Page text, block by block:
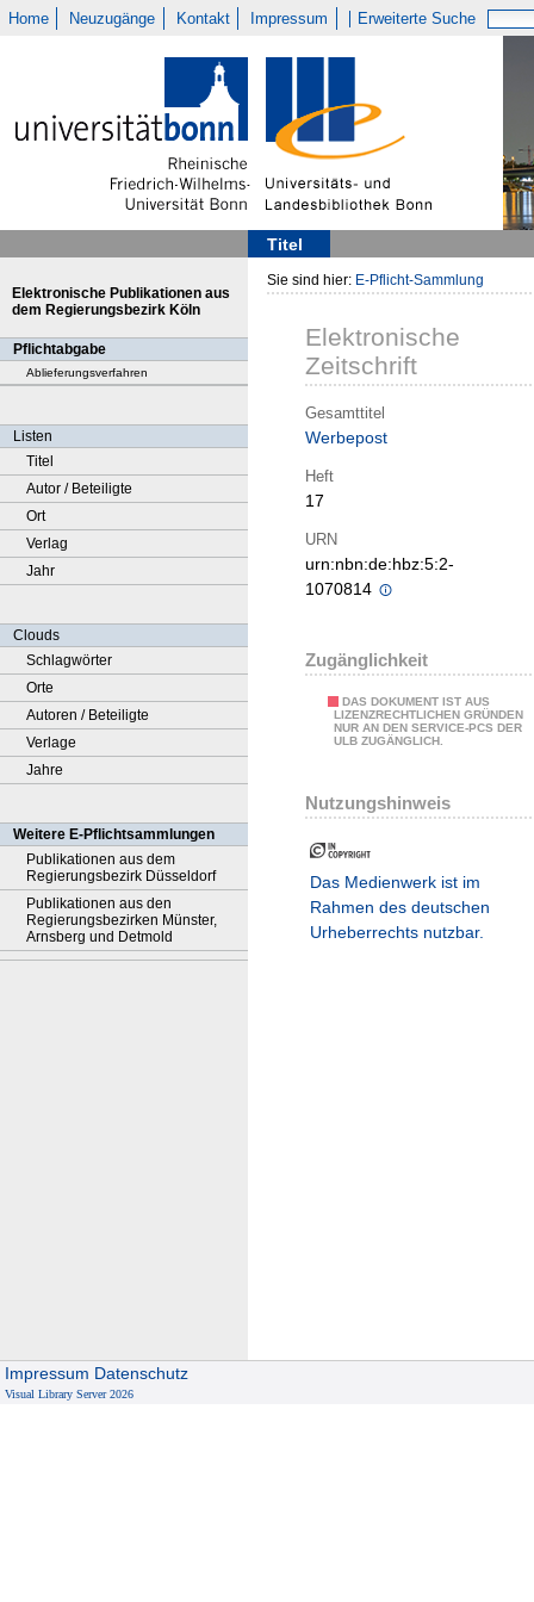
Home Neuzugänge Kontakt Impressum Erweiterte Suche
Titel
Elektronische Publikationen aus
dem Regierungsbezirk Köln
Pflichtabgabe
Ablieferungsverfahren
Listen
Titel
Autor / Beteiligte
Ort
Verlag
Jahr
Clouds
Schlagwörter
Orte
Autoren / Beteiligte
Verlage
Jahre
Weitere E-Pflichtsammlungen
Publikationen aus dem
Regierungsbezirk Düsseldorf
Publikationen aus den
Regierungsbezirken Münster,
Arnsberg und Detmold
Sie sind hier: E-Pflicht-Sammlung
Elektronische
Zeitschrift
Gesamttitel
Werbepost
Heft
17
URN
urn:nbn:de:hbz:5:2-
1070814
Zugänglichkeit
DAS DOKUMENT IST AUS
LIZENZRECHTLICHEN GRÜNDEN
NUR AN DEN SERVICE-PCS DER
ULB ZUGÄNGLICH.
Nutzungshinweis
Das Medienwerk ist im
Rahmen des deutschen
Urheberrechts nutzbar.
Impressum Datenschutz
Visual Library Server 2026